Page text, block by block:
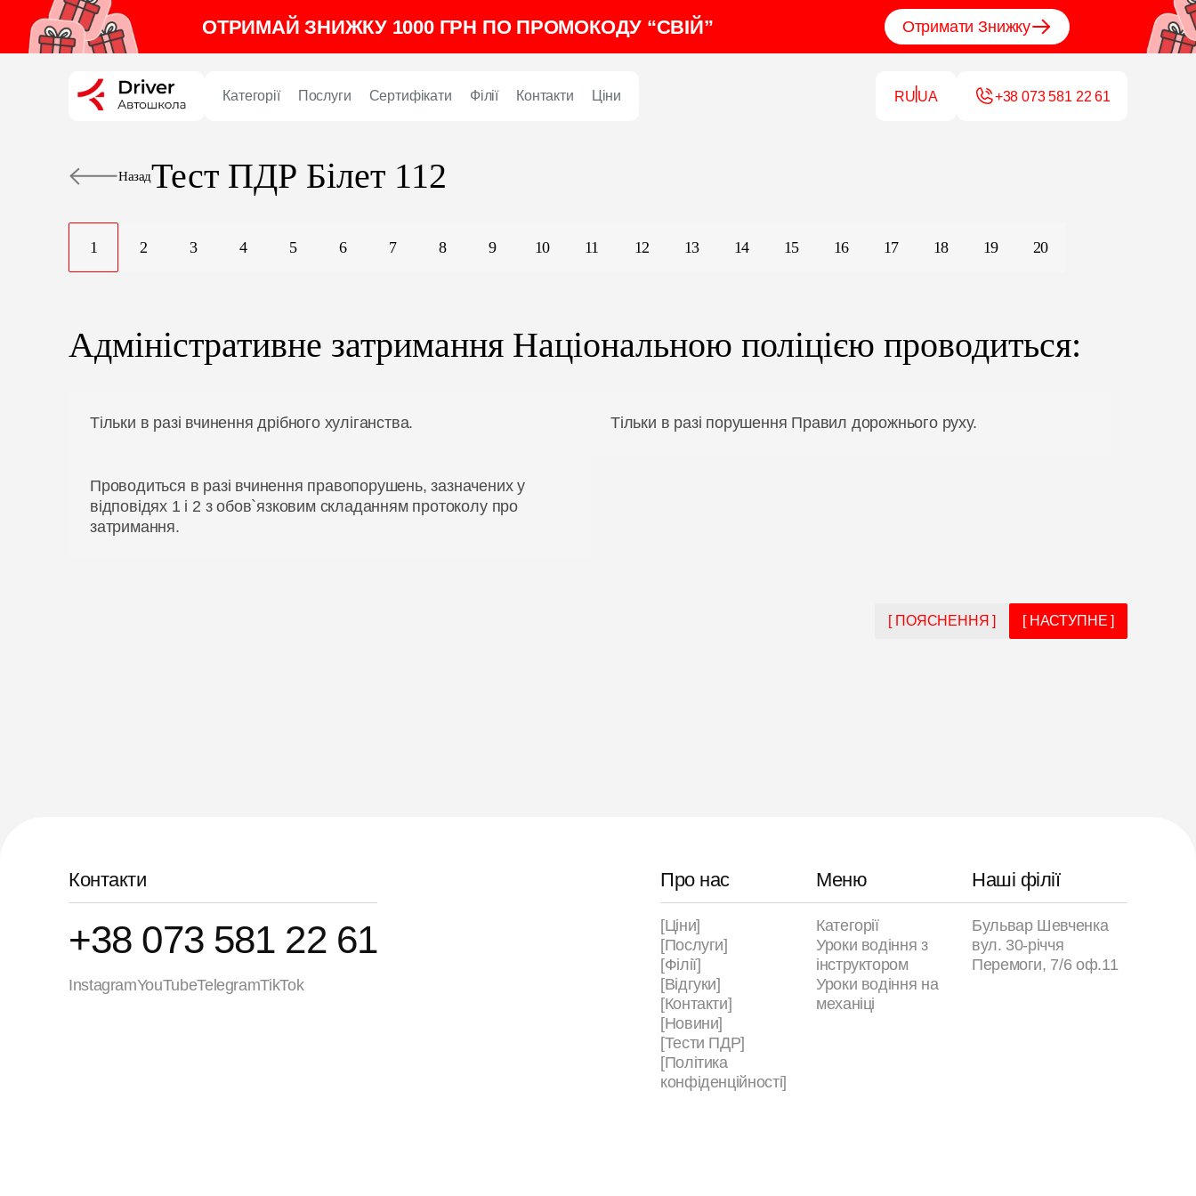
ОТРИМАЙ ЗНИЖКУ 1000 ГРН ПО ПРОМОКОДУ “СВІЙ” Отримати Знижку
Категорії Послуги Сертифікати Філії Контакти Ціни RU UA +38 073 581 22 61
НазадТест ПДР Білет 112
1 2 3 4 5 6 7 8 9 10 11 12 13 14 15 16 17 18 19 20
Адміністративне затримання Національною поліцією проводиться:
Тільки в разі вчинення дрібного хуліганства. Тільки в разі порушення Правил дорожнього руху.
Проводиться в разі вчинення правопорушень, зазначених у
відповідях 1 і 2 з обов`язковим складанням протоколу про
затримання.
[ ПОЯСНЕННЯ ] [ НАСТУПНЕ ]
Контакти
+38 073 581 22 61
InstagramYouTubeTelegramTikTok
Про нас
[Ціни]
[Послуги]
[Філії]
[Відгуки]
[Контакти]
[Новини]
[Тести ПДР]
[Політика
конфіденційності]
Меню
Категорії
Уроки водіння з
інструктором
Уроки водіння на
механіці
Наші філії
Бульвар Шевченка
вул. 30-річчя
Перемоги, 7/6 оф.11